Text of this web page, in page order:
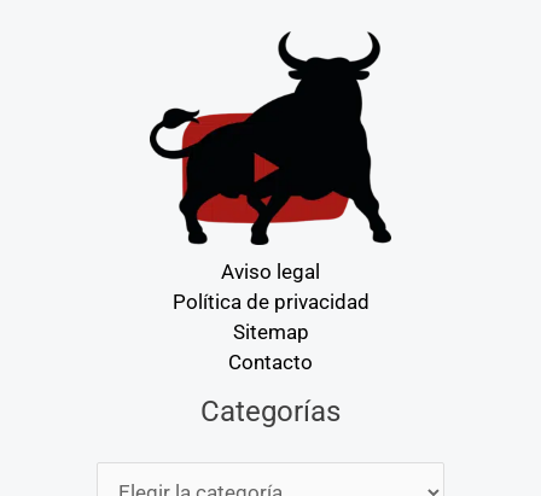
Aviso legal
Política de privacidad
Sitemap
Contacto
Categorías